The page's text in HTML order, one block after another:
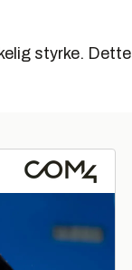
styrke. Dette